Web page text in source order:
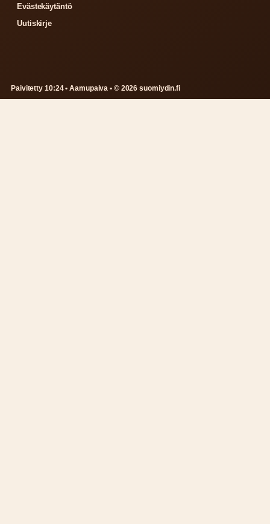
Evästekäytäntö
Uutiskirje
Paivitetty 10:24 • Aamupaiva • © 2026 suomiydin.fi